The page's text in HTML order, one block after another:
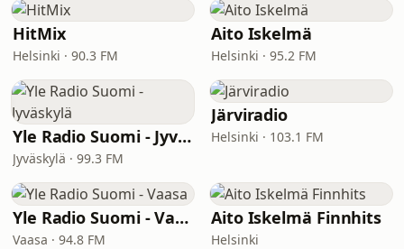
HitMix
Helsinki · 90.3 FM
Aito Iskelmä
Helsinki · 95.2 FM
Yle Radio Suomi - Jyväskylä
Jyväskylä · 99.3 FM
Järviradio
Helsinki · 103.1 FM
Yle Radio Suomi - Vaasa
Vaasa · 94.8 FM
Aito Iskelmä Finnhits
Helsinki